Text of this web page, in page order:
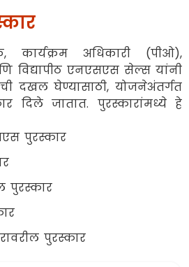
अधिकारी (पीओ),
एनएसएस सेल्स यांनी
दखल घेण्यासाठी, योजनेअंतर्गत
दिले जातात. पुरस्कारांमध्ये हे
पुरस्कार
पुरस्कार
पुरस्कार